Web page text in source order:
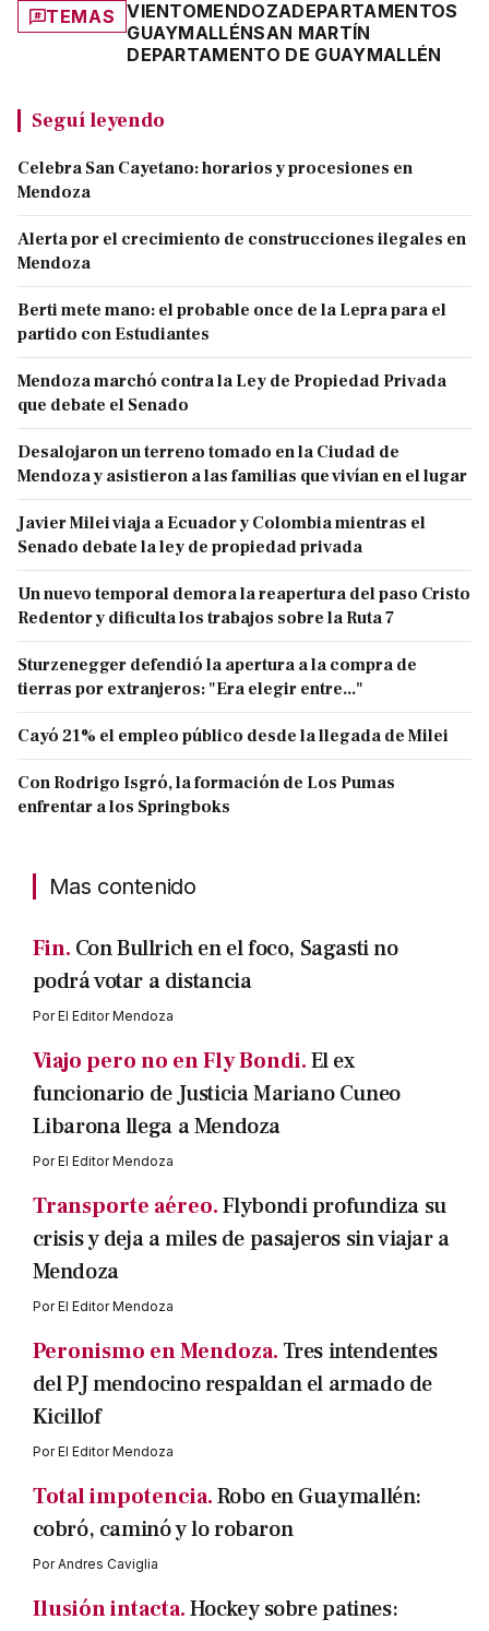
TEMAS VIENTOMENDOZADEPARTAMENTOS
GUAYMALLÉNSAN MARTÍN
DEPARTAMENTO DE GUAYMALLÉN
Seguí leyendo
Celebra San Cayetano: horarios y procesiones en
Mendoza
Alerta por el crecimiento de construcciones ilegales en
Mendoza
Berti mete mano: el probable once de la Lepra para el
partido con Estudiantes
Mendoza marchó contra la Ley de Propiedad Privada
que debate el Senado
Desalojaron un terreno tomado en la Ciudad de
Mendoza y asistieron a las familias que vivían en el lugar
Javier Milei viaja a Ecuador y Colombia mientras el
Senado debate la ley de propiedad privada
Un nuevo temporal demora la reapertura del paso Cristo
Redentor y dificulta los trabajos sobre la Ruta 7
Sturzenegger defendió la apertura a la compra de
tierras por extranjeros: "Era elegir entre..."
Cayó 21% el empleo público desde la llegada de Milei
Con Rodrigo Isgró, la formación de Los Pumas
enfrentar a los Springboks
Mas contenido
Fin. Con Bullrich en el foco, Sagasti no
podrá votar a distancia
PorEl Editor Mendoza
Viajo pero no en Fly Bondi.El ex
funcionario de Justicia Mariano Cuneo
Libarona llega a Mendoza
PorEl Editor Mendoza
Transporte aéreo.Flybondi profundiza su
crisis y deja a miles de pasajeros sin viajar a
Mendoza
PorEl Editor Mendoza
Peronismo en Mendoza. Tres intendentes
del PJ mendocino respaldan el armado de
Kicillof
PorEl Editor Mendoza
Total impotencia.Robo en Guaymallén:
cobró, caminó y lo robaron
PorAndres Caviglia
Ilusión intacta.Hockey sobre patines: